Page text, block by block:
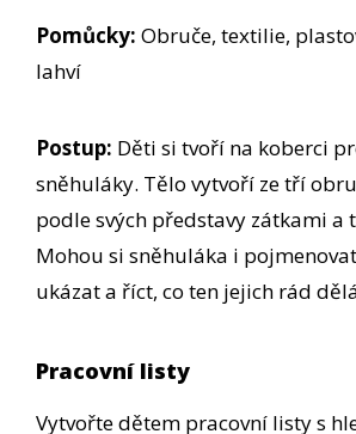
Pomůcky: Obruče, textilie,
lahví
Postup: Děti si tvoří na koberci
sněhuláky. Tělo vytvoří ze tří
podle svých představy zátkami a
Mohou si sněhuláka i
ukázat a říct, co ten jejich rád
Pracovní listy
Vytvořte dětem pracovní listy s